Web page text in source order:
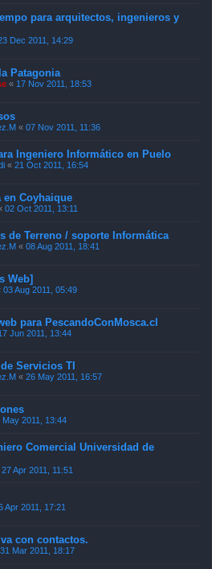
para arquitectos, ingenieros y
Dec 2011, 14:29
Patagonia
« 17 Nov 2011, 18:53
« 07 Nov 2011, 11:36
Ingeniero Informático en Puelo
« 21 Oct 2011, 16:54
en Coyhaique
02 Oct 2011, 13:11
de Terreno / soporte Informática
« 08 Aug 2011, 18:41
Web]
03 Aug 2011, 05:49
para PescandoConMosca.cl
Jun 2011, 13:44
Servicios TI
« 26 May 2011, 16:57
May 2011, 13:44
Comercial Universidad de
27 Apr 2011, 11:51
Apr 2011, 17:21
con contactos.
31 Mar 2011, 18:17